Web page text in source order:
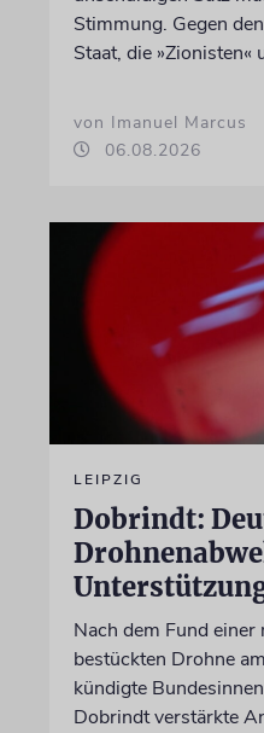
Stimmung. Gegen
Staat, die »Zionisten«
von Imanuel Marcus
06.08.2026
LEIPZIG
Dobrindt:
Nach dem Fund
bestückten Drohne
kündigte
Dobrindt verstärkte